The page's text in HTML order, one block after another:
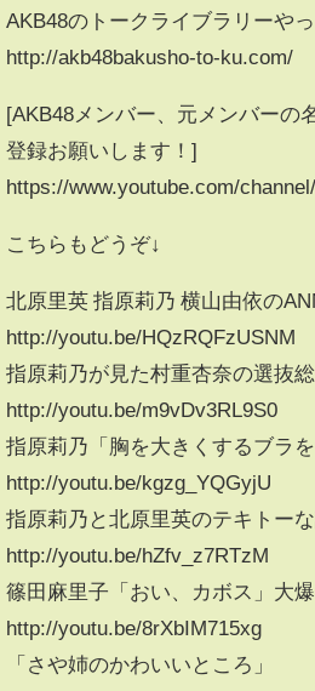
AKB48のトークライブラリーや
http://akb48bakusho-to-ku.com/
[AKB48メンバー、元メンバーの
登録お願いします！]
https://www.youtube.com/
こちらもどうぞ↓
北原里英 指原莉乃 横山由依の
http://youtu.be/HQzRQFzUSNM
指原莉乃が見た村重杏奈の選抜
http://youtu.be/m9vDv3RL9S0
指原莉乃「胸を大きくするブラ
http://youtu.be/kgzg_YQGyjU
指原莉乃と北原里英のテキトー
http://youtu.be/hZfv_z7RTzM
篠田麻里子「おい、カボス」大
http://youtu.be/8rXbIM715xg
「さや姉のかわいいところ」